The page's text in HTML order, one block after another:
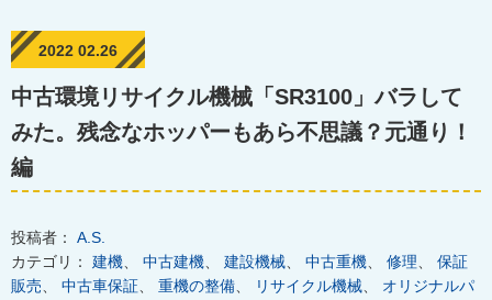
2022 02.26
中古環境リサイクル機械「SR3100」バラして
みた。残念なホッパーもあら不思議？元通り！
編
投稿者： A.S.
カテゴリ： 建機 中古建機 建設機械 中古重機 修理
保証
販売
中古車保証 重機の整備 リサイクル機械
オリジナルパ